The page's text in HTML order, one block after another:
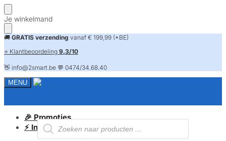
Skip
to
navigation
Skip
to
content
Je winkelmand
🚚 GRATIS verzending vanaf € 199,99 (*BE)
⭐ Klantbeoordeling 9,3/10
👋 info@2smart.be 💬 0474/34.68.40
MENU
Producten
zoeken
🎉 Promoties
⚡ Installatiematerialen